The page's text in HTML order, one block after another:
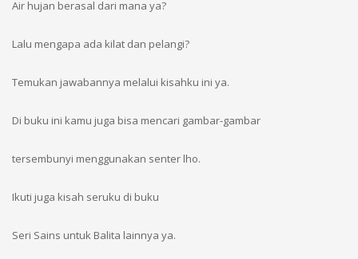
Air hujan berasal dari mana ya?
Lalu mengapa ada kilat dan pelangi?
Temukan jawabannya melalui kisahku ini ya.
Di buku ini kamu juga bisa mencari gambar-gambar
tersembunyi menggunakan senter lho.
Ikuti juga kisah seruku di buku
Seri Sains untuk Balita lainnya ya.